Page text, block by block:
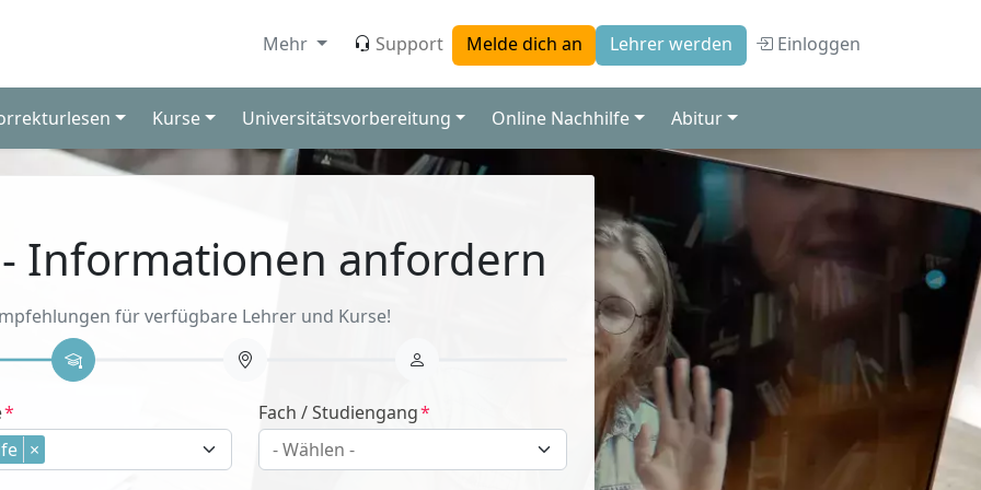
Mehr Support Melde dich an Lehrer werden Einloggen
Kurse Universitätsvorbereitung Online Nachhilfe Abitur
Informationen anfordern
für verfügbare Lehrer und Kurse!
×
Fach / Studiengang